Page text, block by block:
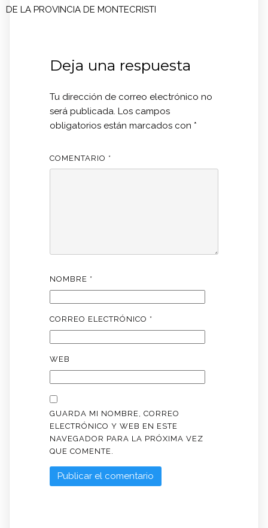
DE LA PROVINCIA DE MONTECRISTI
Deja una respuesta
Tu dirección de correo electrónico no
será publicada. Los campos
obligatorios están marcados con *
COMENTARIO *
NOMBRE *
CORREO ELECTRÓNICO *
WEB
GUARDA MI NOMBRE, CORREO
ELECTRÓNICO Y WEB EN ESTE
NAVEGADOR PARA LA PRÓXIMA VEZ
QUE COMENTE.